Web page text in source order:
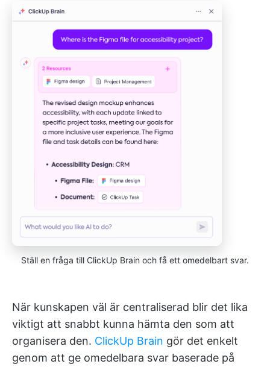
Ställ en fråga till ClickUp Brain och få ett omedelbart svar.
När kunskapen väl är centraliserad blir det lika
viktigt att snabbt kunna hämta den som att
organisera den. ClickUp Brain gör det enkelt
genom att ge omedelbara svar baserade på